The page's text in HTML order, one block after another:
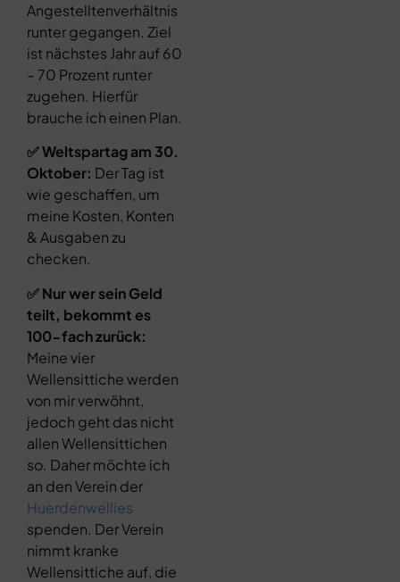
Angestelltenverhältnis
runter gegangen. Ziel
ist nächstes Jahr auf 60
– 70 Prozent runter
zugehen. Hierfür
brauche ich einen Plan.
✅ Weltspartag am 30.
Oktober: Der Tag ist
wie geschaffen, um
meine Kosten, Konten
& Ausgaben zu
checken.
✅ Nur wer sein Geld
teilt, bekommt es
100-fach zurück:
Meine vier
Wellensittiche werden
von mir verwöhnt,
jedoch geht das nicht
allen Wellensittichen
so. Daher möchte ich
an den Verein der
Huerdenwellies
spenden. Der Verein
nimmt kranke
Wellensittiche auf, die